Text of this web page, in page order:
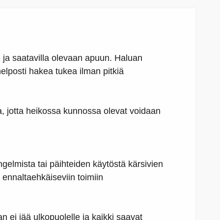
saatavilla olevaan apuun. Haluan
hakea tukea ilman pitkiä
jotta heikossa kunnossa olevat voidaan
tai päihteiden käytöstä kärsivien
toimiin
ei jää ulkopuolelle ja kaikki saavat